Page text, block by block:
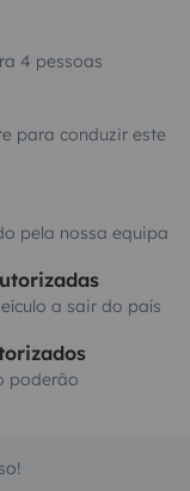
4 pessoas
para conduzir este
pela nossa equipa
a sair do país
poderão